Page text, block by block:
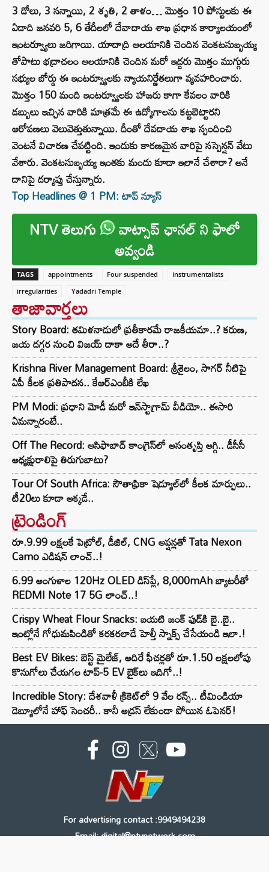
3 డోలు, 3 సన్నాయి, 2 శృతి, 2 తాళం… మొత్తం 10 పోస్టులకు ఈ
ఏడాది జనవరి 5, 6 తేదీలలో దేవాదాయ శాఖ ప్రధాన కార్యాలయంలో
ఇంటర్వ్యూలు జరిగాయి. యాదాద్రి ఆలయానికి చెందిన వెంకటసుబ్బయ్య
తోపాటు భద్రాచలం ఆలయానికి చెందిన మరో ఇద్దరు మొత్తం ముగ్గురు
సభ్యుల బోర్డు ఈ ఇంటర్వ్యూలకు న్యాయనిర్ణేతలుగా వ్యవహరించారు.
మొత్తం 150 మంది ఇంటర్వ్యూలకు హాజరు కాగా కేవలం వారికి
డబ్బులు ఇచ్చిన వారికి మాత్రమే ఈ ఉద్యోగాలను కట్టబెట్టారని
ఆరోపణలు వెలువెత్తుతున్నాయి. దీంతో దేవదాయ శాఖ స్పందించి
వెంటనే విచారణ చేపట్టింది. ఇందుకు కారణమైన వారిపై సస్పెన్షన్ వేటు
వేశారు. వెంకటసుబ్బయ్య ఇంతకు మందు కూడా ఇలానే చేశారా? అనే
దానిపై దర్యాప్తు చేస్తున్నారు.
Top Headlines @ 1 PM: టాప్‌ న్యూస్‌
NTV తెలుగు వాట్సాప్ ఛానల్ ని ఫాలో
అవ్వండి
TAGS appointments Four suspended
instrumentalists
irregularities
Yadadri Temple
తాజావార్తలు
Story Board: తమిళనాడులో ప్రతీకారమే రాజకీయమా..? కరుణ,
జయ దగ్గర నుంచి విజయ్ దాకా అదే తీరా..?
Krishna River Management Board: శ్రీశైలం, సాగర్ నీటిపై
ఏపీ కీలక ప్రతిపాదన.. కేఆర్ఎంబీకి లేఖ
PM Modi: ప్రధాని మోడీ మరో ఇన్‌స్టాగ్రామ్ వీడియో.. ఈసారి
ఏమన్నారంటే..
Off The Record: ఆసిఫాబాద్ కాంగ్రెస్‌లో అసంతృప్తి అగ్గి.. డీసీసీ
అధ్యక్షురాలిపై తిరుగుబాటు?
Tour Of South Africa: సౌతాఫ్రికా షెడ్యూల్‌లో కీలక మార్పులు..
టీ20లు కూడా అక్కడే..
ట్రెండింగ్‌
రూ.9.99 లక్షలకే పెట్రోల్, డీజిల్, CNG ఆప్షన్లతో Tata Nexon
Camo ఎడిషన్ లాంచ్..!
6.99 అంగుళాల 120Hz OLED డిస్‌ప్లే, 8,000mAh బ్యాటరీతో
REDMI Note 17 5G లాంచ్..!
Crispy Wheat Flour Snacks: బయటి జంక్ ఫుడ్‌కి బై..బై..
ఇంట్లోనే గోధుమపిండితో కరకరలాడే హెల్తీ స్నాక్స్ చేసేయండి ఇలా.!
Best EV Bikes: బెస్ట్ మైలేజ్, అదిరే ఫీచర్లతో రూ.1.50 లక్షలలోపు
కొనుగోలు చేయగల టాప్-5 EV బైక్‌లు ఇదిగో..!
Incredible Story: దేశవాళీ క్రికెట్‌లో 9 వేల రన్స్.. టీమిండియా
డెబ్యూలోనే హాఫ్ సెంచరీ.. కానీ అడ్రస్ లేకుండా పోయిన ఓపెనర్!
For advertising contact :9949494238
Email: digital@ntvnetwork.com